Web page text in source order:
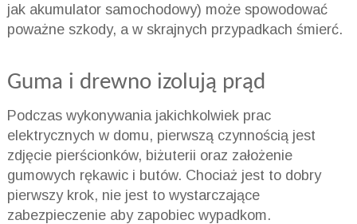
jak akumulator samochodowy) może spowodować
poważne szkody, a w skrajnych przypadkach śmierć.
Guma i drewno izolują prąd
Podczas wykonywania jakichkolwiek prac
elektrycznych w domu, pierwszą czynnością jest
zdjęcie pierścionków, biżuterii oraz założenie
gumowych rękawic i butów. Chociaż jest to dobry
pierwszy krok, nie jest to wystarczające
zabezpieczenie aby zapobiec wypadkom.